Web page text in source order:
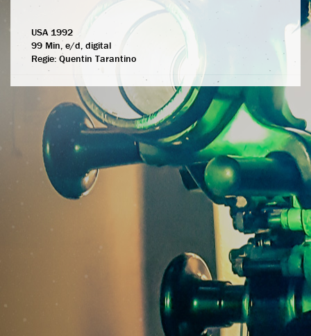
USA 1992
99 Min, e/d, digital
Regie: Quentin Tarantino